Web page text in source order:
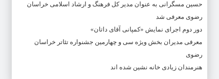
حسین مسگرانی به عنوان مدیر کل فرهنگ و ارشاد اسلامی خراسان
رضوی معرفی شد
دور دوم اجرای نمایش «کمپانی آقای داتان»
معرفی مدیران بخش ویژه سی و چهارمین جشنواره تئاتر خراسان
رضوی
هنرمندان زیادی خانه نشین شده اند